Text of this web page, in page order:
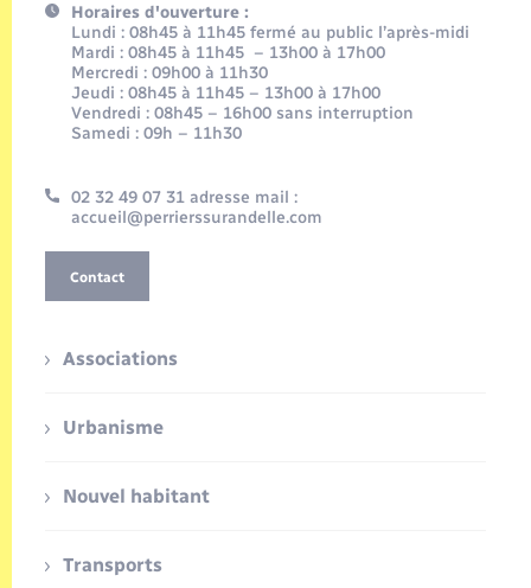
Horaires d'ouverture :
Lundi : 08h45 à 11h45 fermé au public l’après-midi
Mardi : 08h45 à 11h45 – 13h00 à 17h00
Mercredi : 09h00 à 11h30
Jeudi : 08h45 à 11h45 – 13h00 à 17h00
Vendredi : 08h45 – 16h00 sans interruption
Samedi : 09h – 11h30
02 32 49 07 31 adresse mail :
accueil@perrierssurandelle.com
Contact
Associations
Urbanisme
Nouvel habitant
Transports